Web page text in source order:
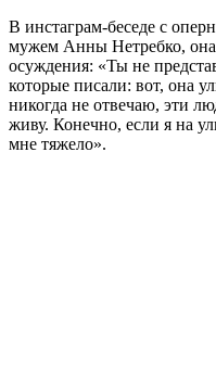
В инстаграм-беседе с
мужем Анны Нетребко, она
осуждения: «Ты не
которые писали: вот, она
никогда не отвечаю, эти
живу. Конечно, если я на
мне тяжело».